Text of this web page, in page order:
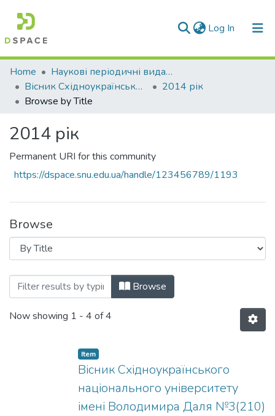
Log In (current)
Communities & Collections
All of DSpace
Home
Наукові періодичні видання СНУ ім. В. Даля
Вісник Східноукраїнського національного університету імені В. Даля
2014 рік
Browse by Title
2014 рік
Permanent URI for this community
https://dspace.snu.edu.ua/handle/123456789/1193
Browse
Browsing 2014 рік by Title
Browse
Now showing 1 - 4 of 4
Item
Вісник Східноукраїнського
національного університету
імені Володимира Даля №3(210)